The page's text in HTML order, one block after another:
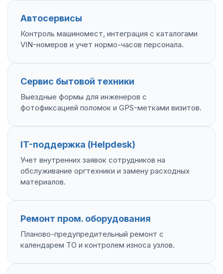
Автосервисы
Контроль машиномест, интеграция с каталогами
VIN-номеров и учет нормо-часов персонала.
Сервис бытовой техники
Выездные формы для инженеров с
фотофиксацией поломок и GPS-метками визитов.
IT-поддержка (Helpdesk)
Учет внутренних заявок сотрудников на
обслуживание оргтехники и замену расходных
материалов.
Ремонт пром. оборудования
Планово-предупредительный ремонт с
календарем ТО и контролем износа узлов.